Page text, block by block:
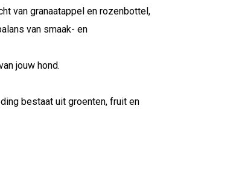
van granaatappel en rozenbottel,
van smaak- en
jouw hond.
bestaat uit groenten, fruit en